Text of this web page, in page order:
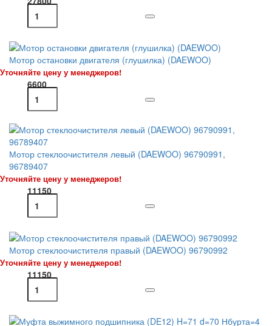
Мотор остановки двигателя (глушилка) (DAEWOO)
Уточняйте цену у менеджеров!
6600
Мотор стеклоочистителя левый (DAEWOO) 96790991,
96789407
Уточняйте цену у менеджеров!
11150
Мотор стеклоочистителя правый (DAEWOO) 96790992
Уточняйте цену у менеджеров!
11150